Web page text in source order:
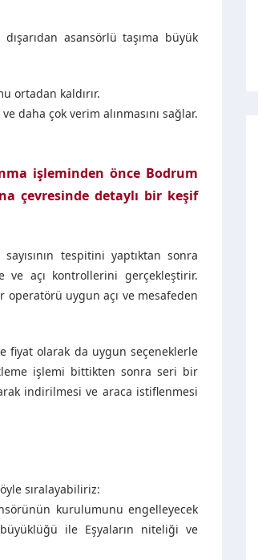
asansörlü taşıma büyük
ortadan kaldırır.
daha çok verim alınmasını sağlar.
işleminden önce Bodrum
çevresinde detaylı bir keşif
tespitini yaptıktan sonra
ve açı kontrollerini gerçekleştirir.
uygun açı ve mesafeden
fiyat olarak da uygun seçeneklerle
işlemi bittikten sonra seri bir
indirilmesi ve araca istiflenmesi
sıralayabiliriz:
kurulumunu engelleyecek
ile Eşyaların niteliği ve